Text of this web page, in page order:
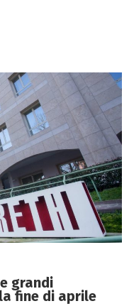
grandi
fine di aprile